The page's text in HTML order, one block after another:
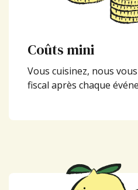
Coûts mini
Vous cuisinez, nous
fiscal après chaque